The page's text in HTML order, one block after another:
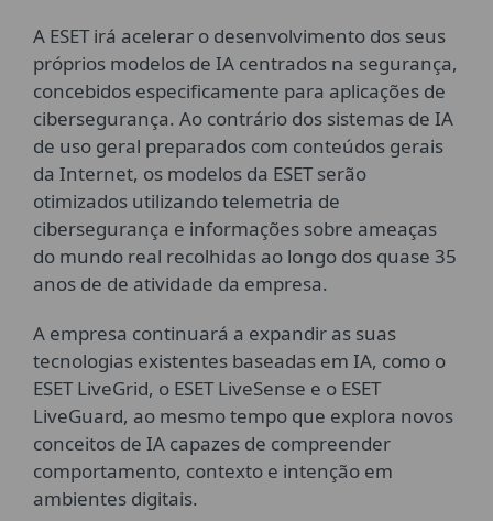
A ESET irá acelerar o desenvolvimento dos seus
próprios modelos de IA centrados na segurança,
concebidos especificamente para aplicações de
cibersegurança. Ao contrário dos sistemas de IA
de uso geral preparados com conteúdos gerais
da Internet, os modelos da ESET serão
otimizados utilizando telemetria de
cibersegurança e informações sobre ameaças
do mundo real recolhidas ao longo dos quase 35
anos de de atividade da empresa.
A empresa continuará a expandir as suas
tecnologias existentes baseadas em IA, como o
ESET LiveGrid, o ESET LiveSense e o ESET
LiveGuard, ao mesmo tempo que explora novos
conceitos de IA capazes de compreender
comportamento, contexto e intenção em
ambientes digitais.